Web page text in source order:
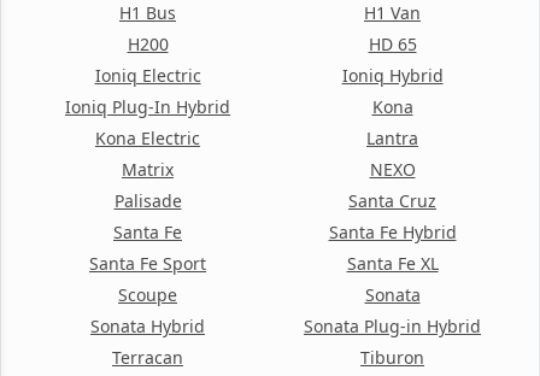
H1 Bus
H1 Van
H200
HD 65
Ioniq Electric
Ioniq Hybrid
Ioniq Plug-In Hybrid
Kona
Kona Electric
Lantra
Matrix
NEXO
Palisade
Santa Cruz
Santa Fe
Santa Fe Hybrid
Santa Fe Sport
Santa Fe XL
Scoupe
Sonata
Sonata Hybrid
Sonata Plug-in Hybrid
Terracan
Tiburon